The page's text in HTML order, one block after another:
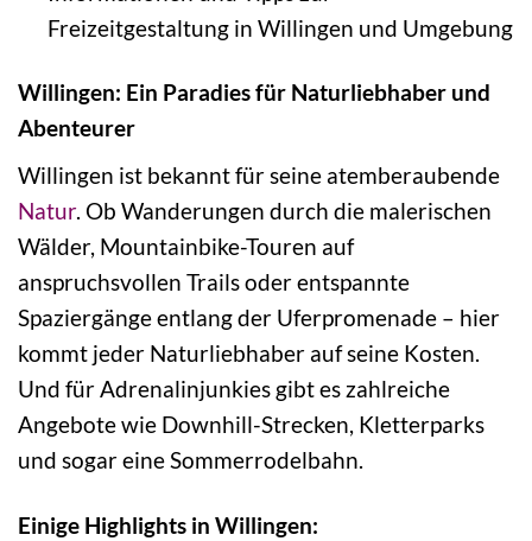
Freizeitgestaltung in Willingen und Umgebung
Willingen: Ein Paradies für Naturliebhaber und
Abenteurer
Willingen ist bekannt für seine atemberaubende
Natur. Ob Wanderungen durch die malerischen
Wälder, Mountainbike-Touren auf
anspruchsvollen Trails oder entspannte
Spaziergänge entlang der Uferpromenade – hier
kommt jeder Naturliebhaber auf seine Kosten.
Und für Adrenalinjunkies gibt es zahlreiche
Angebote wie Downhill-Strecken, Kletterparks
und sogar eine Sommerrodelbahn.
Einige Highlights in Willingen: